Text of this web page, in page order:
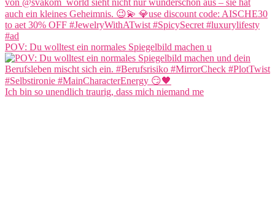
POV: Du wolltest ein normales Spiegelbild machen u
Ich bin so unendlich traurig, dass mich niemand me